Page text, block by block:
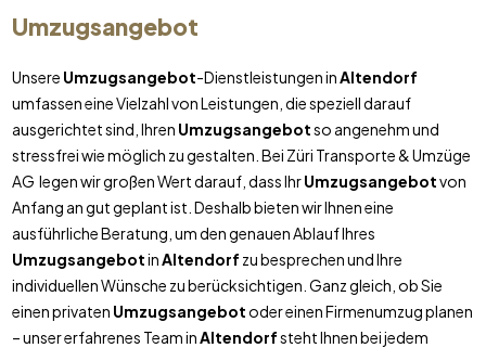
Umzugsangebot
Unsere Umzugsangebot-Dienstleistungen inAltendorf
umfassen eine Vielzahl von Leistungen, die speziell darauf
ausgerichtet sind, Ihren Umzugsangebotso angenehm und
stressfrei wie möglich zu gestalten. Bei Züri Transporte & Umzüge
AG legen wir großen Wert darauf, dass IhrUmzugsangebotvon
Anfang an gut geplant ist. Deshalb bieten wir Ihnen eine
ausführliche Beratung, um den genauen Ablauf Ihres
UmzugsangebotinAltendorf zu besprechen und Ihre
individuellen Wünsche zu berücksichtigen. Ganz gleich, ob Sie
einen privaten Umzugsangebotoder einen Firmenumzug planen
– unser erfahrenes Team inAltendorfsteht Ihnen bei jedem